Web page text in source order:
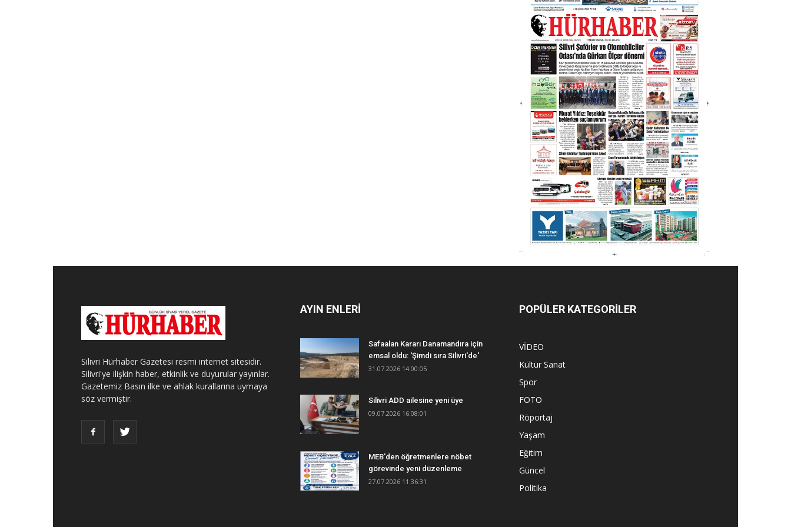
Silivri Hürhaber Gazetesi resmi internet sitesidir.
Silivri'ye ilişkin haber, etkinlik ve duyurular yayınlar.
Gazetemiz Basın ilke ve ahlak kurallarına uymaya
söz vermiştir.
AYIN ENLERİ
Safaalan Kararı Danamandıra için
emsal oldu: 'Şimdi sıra Silivri'de'
31.07.2026 14:00:05
Silivri ADD ailesine yeni üye
09.07.2026 16:08:01
MEB'den öğretmenlere nöbet
görevinde yeni düzenleme
27.07.2026 11:36:31
POPÜLER KATEGORİLER
VİDEO
Kültür Sanat
Spor
FOTO
Röportaj
Yaşam
Eğitim
Güncel
Politika